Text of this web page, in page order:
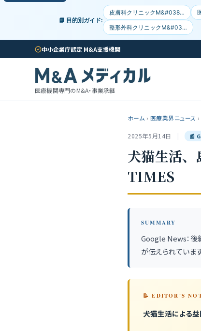
📘 目的別ガイド:
皮膚科クリニックM&#038…
整形外科クリニックM&#03…
中小企業庁認定 M&A支援機関
医療機関専門のM&A・事業承継
ホーム › 医療業界ニュース ›
2025年5月14日 | 📰
犬猫生活
TIMES
SUMMARY
Google News：後
が伝えられていま
📝 EDITOR'S
犬猫生活による